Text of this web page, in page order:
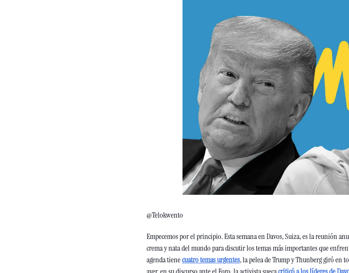
@Telokwento
Empecemos por el principio. Esta semana en Davos, Suiza, es la reunión
crema y nata del mundo para discutir los temas más importantes que
agenda tiene cuatro temas urgentes, la pelea de Trump y Thunberg giró en